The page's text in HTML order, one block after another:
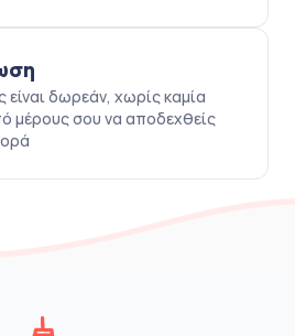
είναι δωρεάν, χωρίς καμία
μέρους σου να αποδεχθείς